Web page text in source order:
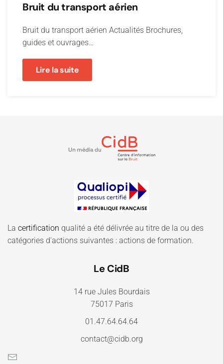
Bruit du transport aérien
Bruit du transport aérien Actualités Brochures,
guides et ouvrages…
Lire la suite
La certification qualité a été délivrée au titre de la ou des
catégories d'actions suivantes : actions de formation.
Le CidB
14 rue Jules Bourdais
75017 Paris
01.47.64.64.64
contact@cidb.org